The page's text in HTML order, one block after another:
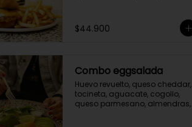
elección.
$44.900
Combo eggsalada
Huevo revuelto, queso cheddar,
tocineta, aguacate, cogollo,
queso parmesano, almendras,